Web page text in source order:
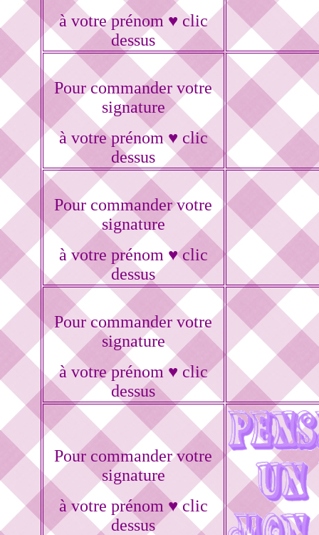
à votre prénom ♥ clic
dessus
Pour commander votre
signature
à votre prénom ♥ clic
dessus
Pour commander votre
signature
à votre prénom ♥ clic
dessus
Pour commander votre
signature
à votre prénom ♥ clic
dessus
Pour commander votre
signature
à votre prénom ♥ clic
dessus